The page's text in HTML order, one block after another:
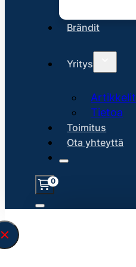
Brändit
Yritys
Artikkelit
Tietoa
Toimitus
Ota yhteyttä
0